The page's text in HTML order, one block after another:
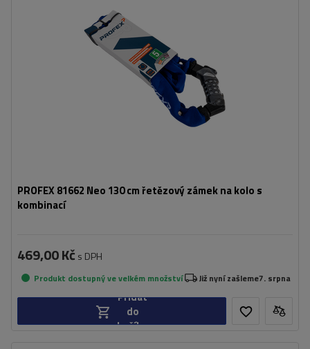
PROFEX 81662 Neo 130 cm řetězový zámek na kolo s
kombinací
469,00 Kč s DPH
Produkt dostupný ve velkém množství Již nyní zašleme7. srpna
Přidat
do
košíku